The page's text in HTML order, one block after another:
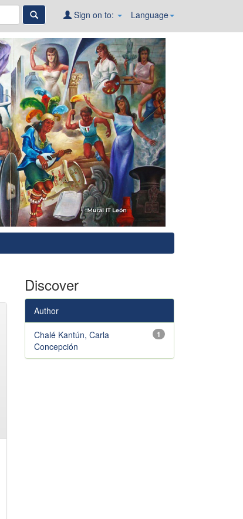
Language
Sign on to:
Discover
Author
1
Chalé Kantún, Carla
Concepción